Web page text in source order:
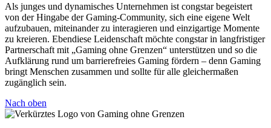
Als junges und dynamisches Unternehmen ist congstar begeistert
von der Hingabe der Gaming-Community, sich eine eigene Welt
aufzubauen, miteinander zu interagieren und einzigartige Momente
zu kreieren. Ebendiese Leidenschaft möchte congstar in langfristiger
Partnerschaft mit „Gaming ohne Grenzen“ unterstützen und so die
Aufklärung rund um barrierefreies Gaming fördern – denn Gaming
bringt Menschen zusammen und sollte für alle gleichermaßen
zugänglich sein.
Nach oben